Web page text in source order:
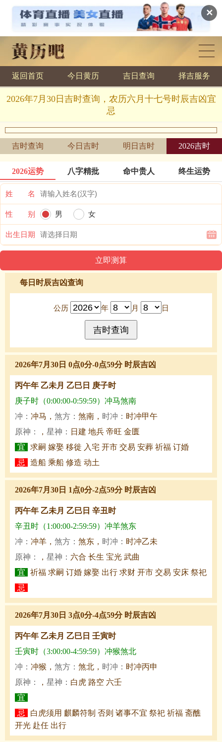
✕
黄历查询
返回首页 今日黄历 吉日查询 择吉服务
2026年7月30日吉时查询，农历六月十七号时辰吉凶宜
忌
吉时查询 今日吉时 明日吉时 2026吉时
2026运势 八字精批 命中贵人 终生运势
姓 名
性 别 男 女
出生日期
每日时辰吉凶查询
公历 年 月 日
2026年7月30日 0点0分-0点59分 时辰吉凶
丙午年 乙未月 乙巳日 庚子时
庚子时（0:00:00-0:59:59）冲马煞南
冲： 冲马， 煞方： 煞南， 时冲： 时冲甲午
原神：
， 星神： 日建 地兵 帝旺 金匮
宜
求嗣 嫁娶 移徙 入宅 开市 交易 安葬 祈福 订婚
忌
造船 乘船 修造 动土
2026年7月30日 1点0分-2点59分 时辰吉凶
丙午年 乙未月 乙巳日 辛丑时
辛丑时（1:00:00-2:59:59）冲羊煞东
冲： 冲羊， 煞方： 煞东， 时冲： 时冲乙未
原神：
， 星神： 六合 长生 宝光 武曲
宜
祈福 求嗣 订婚 嫁娶 出行 求财 开市 交易 安床 祭祀
忌
2026年7月30日 3点0分-4点59分 时辰吉凶
丙午年 乙未月 乙巳日 壬寅时
壬寅时（3:00:00-4:59:59）冲猴煞北
冲： 冲猴， 煞方： 煞北， 时冲： 时冲丙申
原神：
， 星神： 白虎 路空 六壬
宜
忌
白虎须用 麒麟符制 否则 诸事不宜 祭祀 祈福 斋醮
开光 赴任 出行